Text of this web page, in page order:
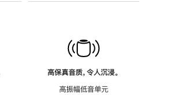
高保真音质，令人沉浸。
高振幅低音单元